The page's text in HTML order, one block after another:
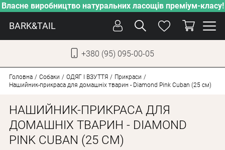
Власне виробництво натуральних ласощів преміум-класу!
BARK&TAIL
+380 (95) 095-00-05
ДОГЛЯД
ПІКЛУВАННЯ
ВІД СПЕКИ
Головна Собаки ОДЯГ І ВЗУТТЯ
Прикраси
Нашийник-прикраса для домашніх тварин - Diamond Pink Cuban (25 см)
НАШИЙНИК-ПРИКРАСА ДЛЯ
ДОМАШНІХ ТВАРИН - DIAMOND
PINK CUBAN (25 СМ)